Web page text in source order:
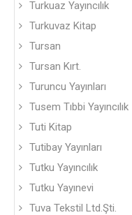
Turkuaz Yayıncılık
Turkuvaz Kitap
Tursan
Tursan Kırt.
Turuncu Yayınları
Tusem Tıbbi Yayıncılık
Tuti Kitap
Tutibay Yayınları
Tutku Yayıncılık
Tutku Yayınevi
Tuva Tekstil Ltd.Şti.